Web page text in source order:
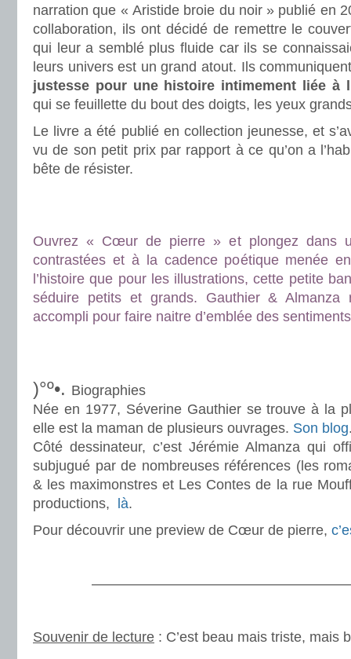
narration que « Aristide broie du noir » publié en
collaboration, ils ont décidé de remettre le
qui leur a semblé plus fluide car ils se
leurs univers est un grand atout. Ils
justesse pour une histoire intimement liée à
qui se feuillette du bout des doigts, les yeux
Le livre a été publié en collection jeunesse, et
vu de son petit prix par rapport à ce qu’on a
bête de résister.
Ouvrez « Cœur de pierre » et plongez dans
contrastées et à la cadence poétique menée
l’histoire que pour les illustrations, cette petite
séduire petits et grands. Gauthier & Almanza
accompli pour faire naitre d’emblée des
)°º•. Biographies
Née en 1977, Séverine Gauthier se trouve à la
elle est la maman de plusieurs ouvrages. Son blog
Côté dessinateur, c’est Jérémie Almanza qui
subjugué par de nombreuses références (les
& les maximonstres et Les Contes de la rue
productions,
là.
Pour découvrir une preview de Cœur de pierre,
Souvenir de lecture : C’est beau mais triste, mais